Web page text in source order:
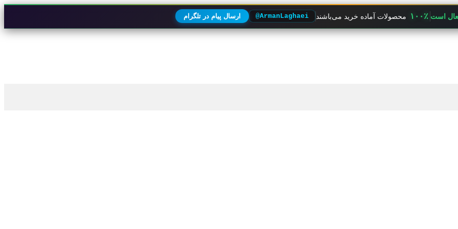
است ۱۰۰٪ محصولات آماده خرید می‌باشند @ArmanLaghaei ارسال پیام در تلگرام